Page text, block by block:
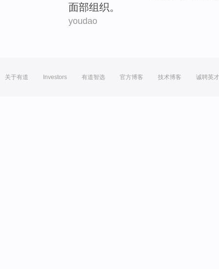
面部组织。
youdao
关于有道 Investors 有道智选 官方博客 技术博客 诚聘英才